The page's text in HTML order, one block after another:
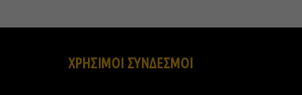
ΧΡΗΣΙΜΟΙ ΣΥΝΔΕΣΜΟΙ